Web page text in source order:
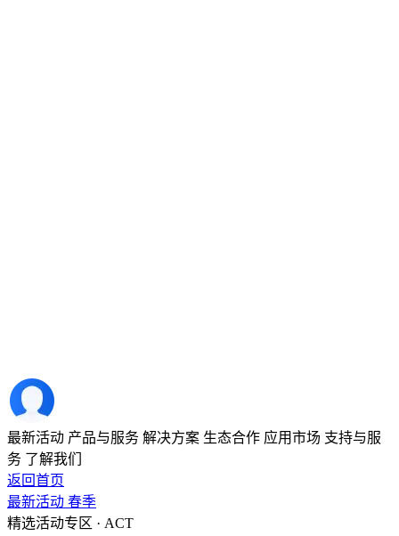
最新活动 产品与服务 解决方案 生态合作 应用市场 支持与服
务 了解我们
返回首页
最新活动 春季
精选活动专区 · ACT